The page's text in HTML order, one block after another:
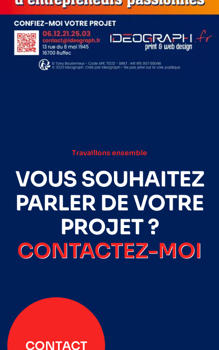
Travaillons ensemble
VOUS SOUHAITEZ
PARLER DE VOTRE
PROJET ?
CONTACTEZ-MOI
CONTACT